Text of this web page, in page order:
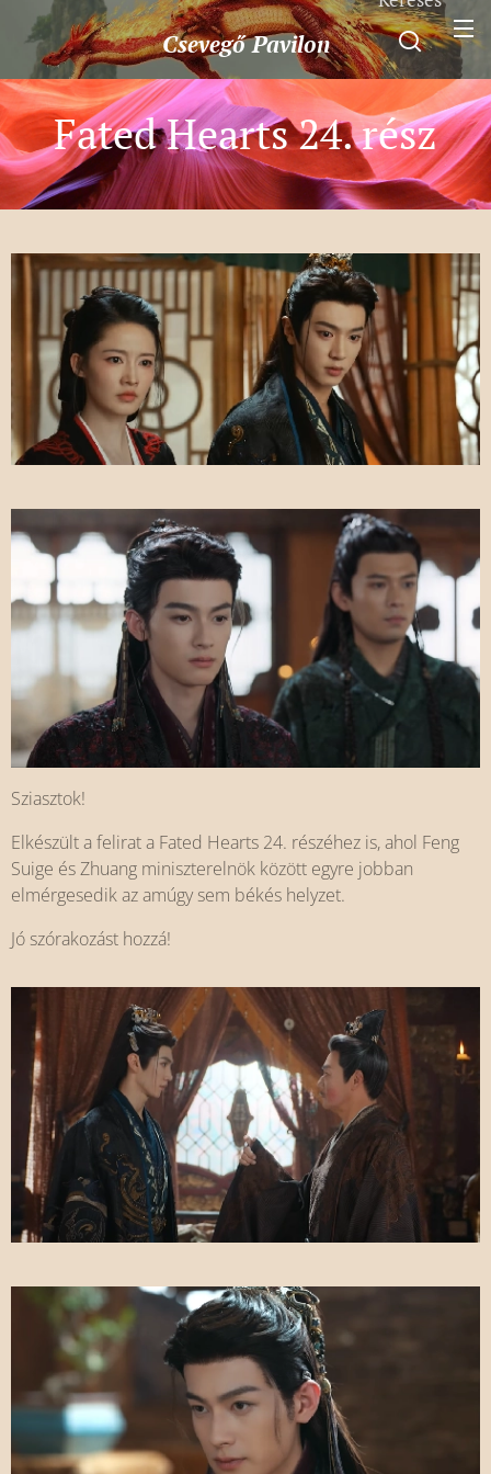
Csevegő Pavilon
Fated Hearts 24. rész
Sziasztok!
Elkészült a felirat a Fated Hearts 24. részéhez is, ahol Feng
Suige és Zhuang miniszterelnök között egyre jobban
elmérgesedik az amúgy sem békés helyzet.
Jó szórakozást hozzá!